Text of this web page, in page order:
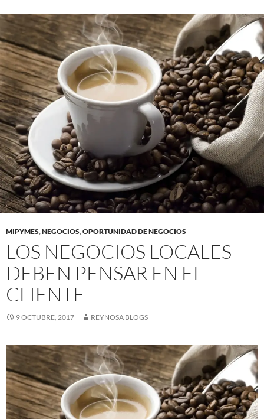
MIPYMES,NEGOCIOS,OPORTUNIDAD DE NEGOCIOS
LOS NEGOCIOS LOCALES
DEBEN PENSAR EN EL
CLIENTE
9 OCTUBRE, 2017 REYNOSA BLOGS